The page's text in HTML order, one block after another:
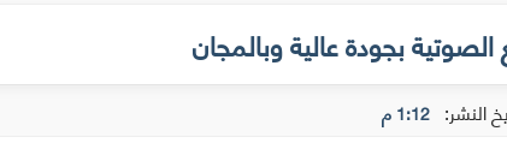
بجودة عالية وبالمجان
النشر: 1:12 م